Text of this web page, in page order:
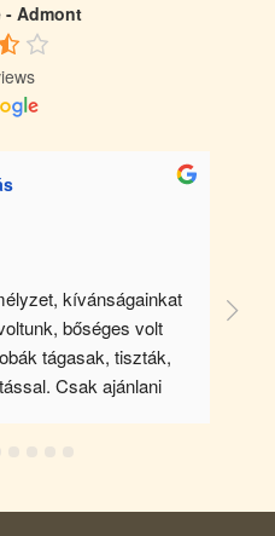
- Admont
kívánságainkat
bőséges volt
tágasak, tiszták,
Csak ajánlani